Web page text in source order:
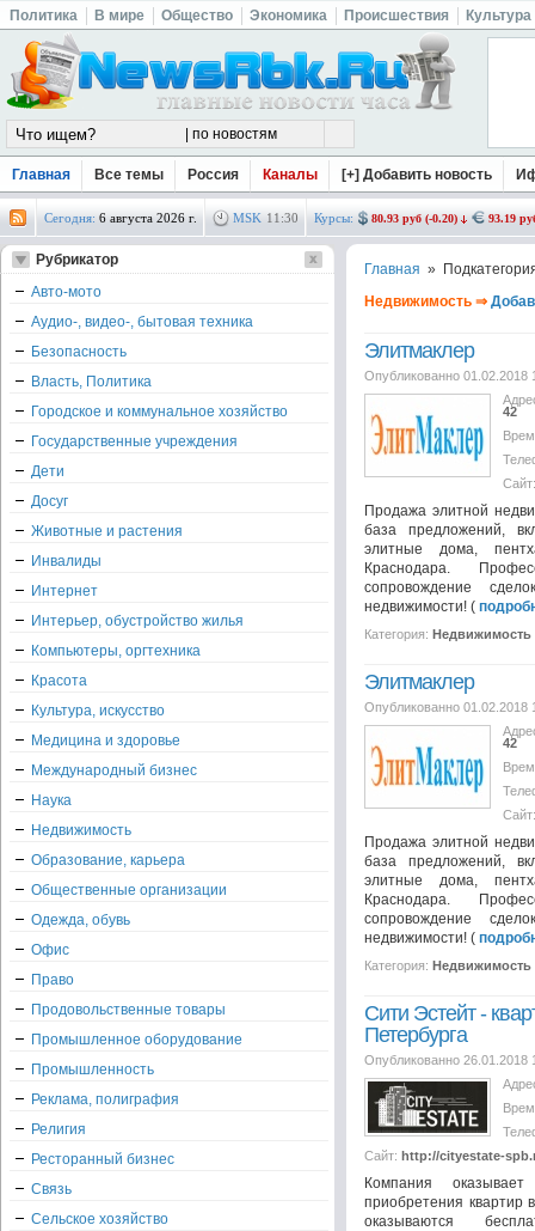
Политика В мире Общество Экономика Происшествия Культура
Главная Все темы Россия Каналы [+] Добавить новость
Сегодня: 6 августа 2026 г. MSK 11 :30 Курсы: 80.93 руб (-0.20) 93.19
Главная »
Недвижимость ⇒
Элитмаклер
Опубликованно 01.02.2018
42
Продажа элитной
база предложений,
элитные дома,
Краснодара.
сопровождение
недвижимости! (
Категория: Недвижимость
Элитмаклер
Опубликованно 01.02.2018
42
Продажа элитной
база предложений,
элитные дома,
Краснодара.
сопровождение
недвижимости! (
Категория: Недвижимость
Сити Эстейт -
Петербурга
Опубликованно 26.01.2018
Сайт: http://cityestate-
Компания
приобретения квартир
оказываются
Рубрикатор
Авто-мото
Аудио-, видео-, бытовая техника
Безопасность
Власть, Политика
Городское и коммунальное хозяйство
Государственные учреждения
Дети
Досуг
Животные и растения
Инвалиды
Интернет
Интерьер, обустройство жилья
Компьютеры, оргтехника
Красота
Культура, искусство
Медицина и здоровье
Международный бизнес
Наука
Недвижимость
Образование, карьера
Общественные организации
Одежда, обувь
Офис
Право
Продовольственные товары
Промышленное оборудование
Промышленность
Реклама, полиграфия
Религия
Ресторанный бизнес
Связь
Сельское хозяйство